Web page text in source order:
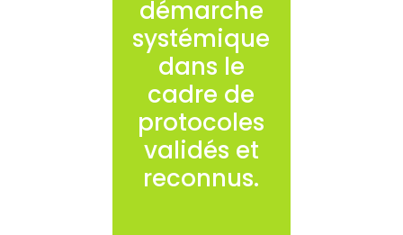
démarche
systémique
dans le
cadre de
protocoles
validés et
reconnus.